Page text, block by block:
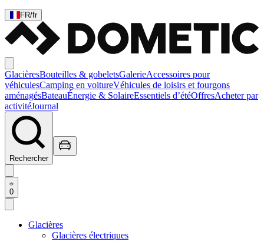
FR/fr
GlacièresBouteilles & gobeletsGalerieAccessoires pour
véhiculesCamping en voitureVéhicules de loisirs et fourgons
aménagésBateauÉnergie & SolaireEssentiels d’étéOffresAcheter par
activitéJournal
Rechercher
0
Glacières
Glacières électriques